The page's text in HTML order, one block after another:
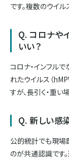
です。複数のウイ
Q. コロナや
いい？
コロナ・インフル
れたウイルス（
すが、長引く・重い
Q. 新しい感
公的統計でも現場
のが共通認識です